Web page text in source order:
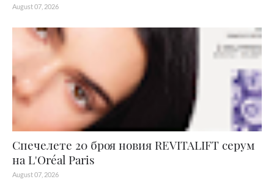
August 07, 2026
Спечелете 20 броя новия REVITALIFT серум
на L'Oréal Paris
August 07, 2026